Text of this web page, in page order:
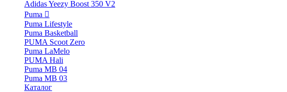
Adidas Yeezy Boost 350 V2
Puma
Puma Lifestyle
Puma Basketball
PUMA Scoot Zero
Puma LaMelo
PUMA Hali
Puma MB 04
Puma MB 03
Каталог